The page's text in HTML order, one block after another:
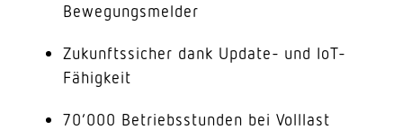
Bewegungsmelder
Zukunftssicher dank Update- und IoT-
Fähigkeit
70’000 Betriebsstunden bei Volllast